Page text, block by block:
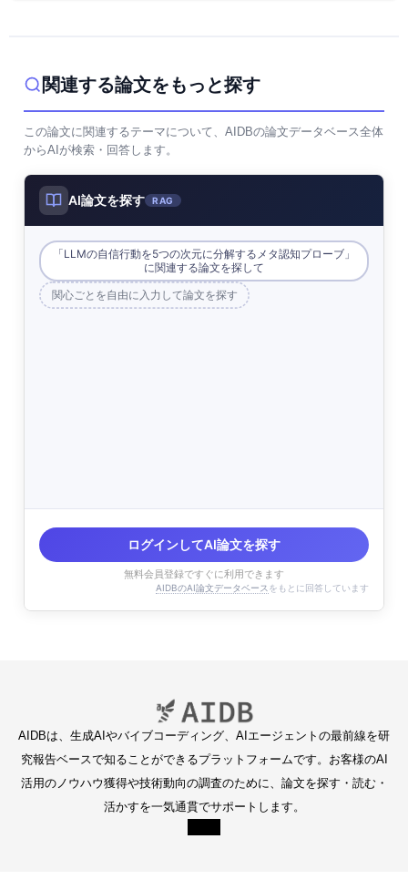
関連する論文をもっと探す
この論文に関連するテーマについて、AIDBの論文データベース全体
からAIが検索・回答します。
AI論文を探す RAG
「LLMの自信行動を5つの次元に分解するメタ認知プローブ」
に関連する論文を探して
関心ごとを自由に入力して論文を探す
ログインしてAI論文を探す
無料会員登録ですぐに利用できます
AIDBのAI論文データベース をもとに回答しています
AIDBは、生成AIやバイブコーディング、AIエージェントの最前線を研
究報告ベースで知ることができるプラットフォームです。お客様のAI
活用のノウハウ獲得や技術動向の調査のために、論文を探す・読む・
活かすを一気通貫でサポートします。